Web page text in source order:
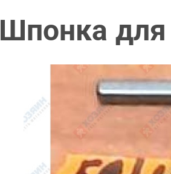
Шпонка для